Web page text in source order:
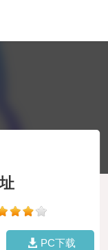
PC下载